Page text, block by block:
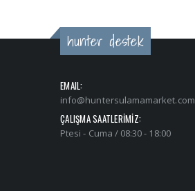
hunter destek
EMAIL:
info@huntersulamamarket.com
ÇALIŞMA SAATLERİMİZ:
Ptesi - Cuma / 08:30 - 18:00